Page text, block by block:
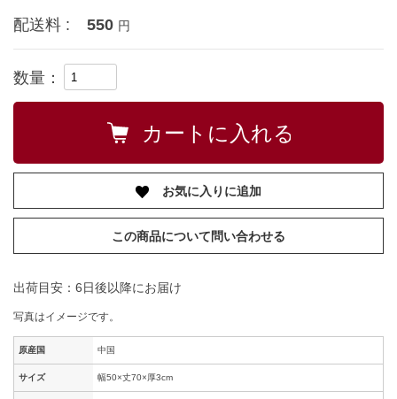
配送料 : 550 円
数量：
お気に入りに追加
この商品について問い合わせる
出荷目安：6日後以降にお届け
写真はイメージです。
原産国 中国
サイズ 幅50×丈70×厚3cm